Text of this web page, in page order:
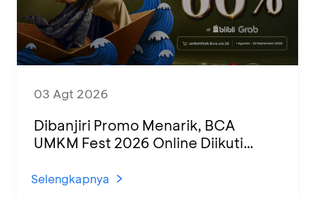
03 Agt 2026
Dibanjiri Promo Menarik, BCA
UMKM Fest 2026 Online Diikuti
Selengkapnya